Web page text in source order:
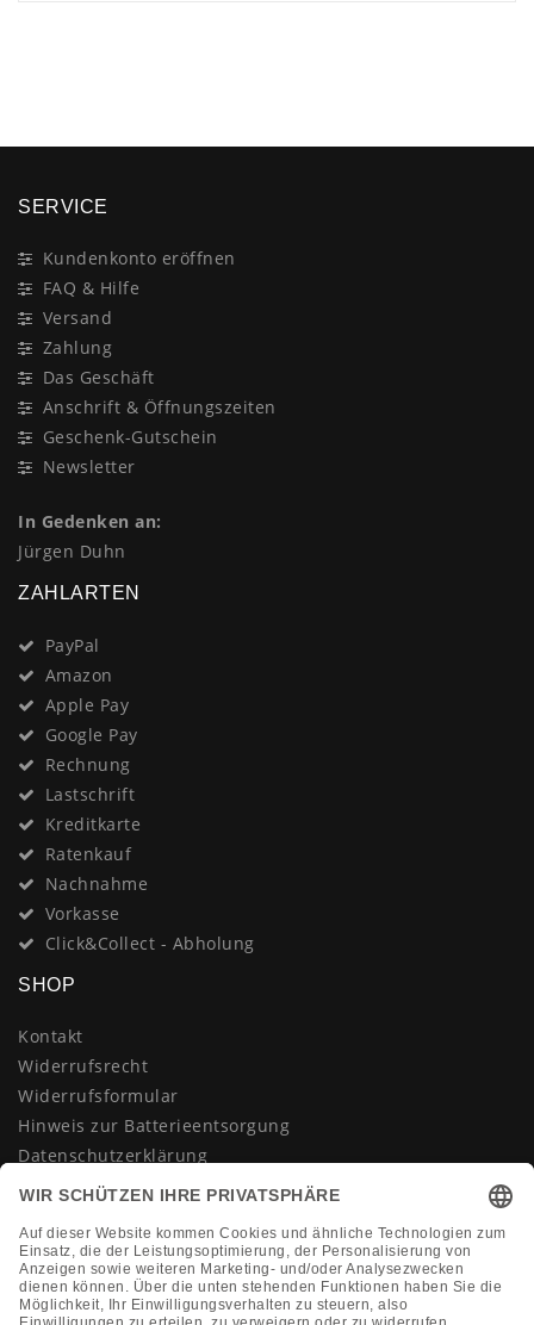
SERVICE
Kundenkonto eröffnen
FAQ & Hilfe
Versand
Zahlung
Das Geschäft
Anschrift & Öffnungszeiten
Geschenk-Gutschein
Newsletter
In Gedenken an:
Jürgen Duhn
ZAHLARTEN
PayPal
Amazon
Apple Pay
Google Pay
Rechnung
Lastschrift
Kreditkarte
Ratenkauf
Nachnahme
Vorkasse
Click&Collect - Abholung
SHOP
Kontakt
Widerrufsrecht
Widerrufsformular
Hinweis zur Batterieentsorgung
Datenschutzerklärung
AGB
Vertrag widerrufen
KONTAKT